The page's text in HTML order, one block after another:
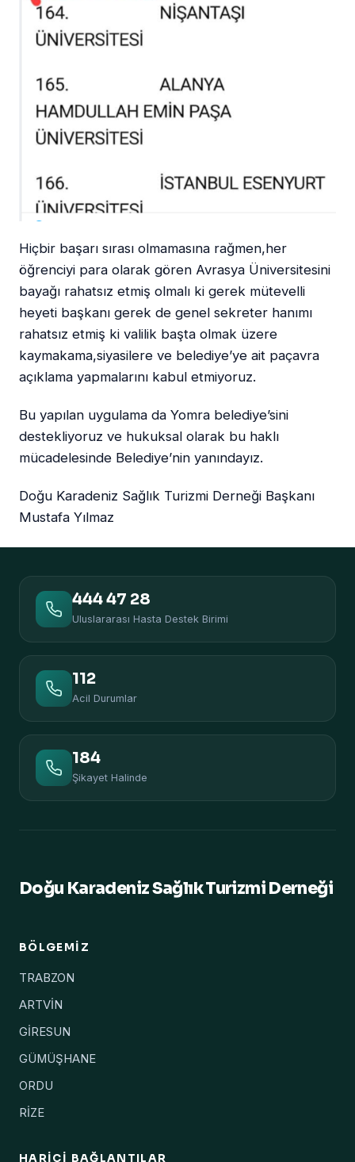
Hiçbir başarı sırası olmamasına rağmen,her
öğrenciyi para olarak gören Avrasya Üniversitesini
bayağı rahatsız etmiş olmalı ki gerek mütevelli
heyeti başkanı gerek de genel sekreter hanımı
rahatsız etmiş ki valilik başta olmak üzere
kaymakama,siyasilere ve belediye’ye ait paçavra
açıklama yapmalarını kabul etmiyoruz.
Bu yapılan uygulama da Yomra belediye’sini
destekliyoruz ve hukuksal olarak bu haklı
mücadelesinde Belediye’nin yanındayız.
Doğu Karadeniz Sağlık Turizmi Derneği Başkanı
Mustafa Yılmaz
444 47 28
Uluslararası Hasta Destek Birimi
112
Acil Durumlar
184
Şikayet Halinde
Doğu Karadeniz Sağlık Turizmi Derneği
BÖLGEMIZ
TRABZON
ARTVİN
GİRESUN
GÜMÜŞHANE
ORDU
RİZE
HARICI BAĞLANTILAR